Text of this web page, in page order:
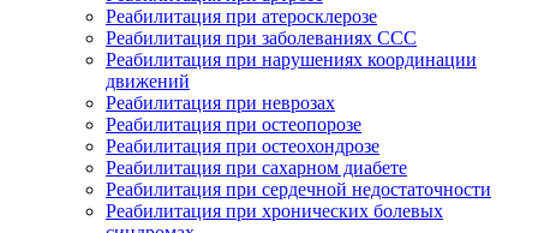
Реабилитация при атеросклерозе
Реабилитация при заболеваниях ССС
Реабилитация при нарушениях координации
движений
Реабилитация при неврозах
Реабилитация при остеопорозе
Реабилитация при остеохондрозе
Реабилитация при сахарном диабете
Реабилитация при сердечной недостаточности
Реабилитация при хронических болевых